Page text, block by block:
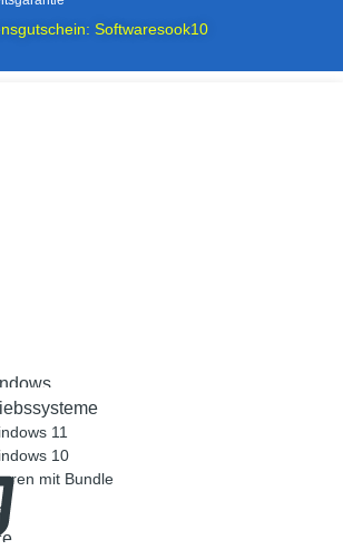
Softwaresook10
11
10
mit Bundle